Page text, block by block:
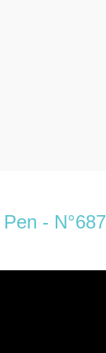
- N°687